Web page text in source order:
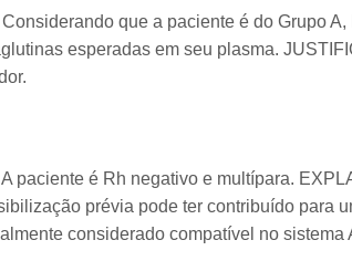
Considerando que a paciente é do Grupo
esperadas em seu plasma.
A paciente é Rh negativo e multípara.
prévia pode ter contribuído para
considerado compatível no sistema